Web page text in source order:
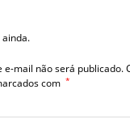
ainda.
e-mail não será publicado.
com *